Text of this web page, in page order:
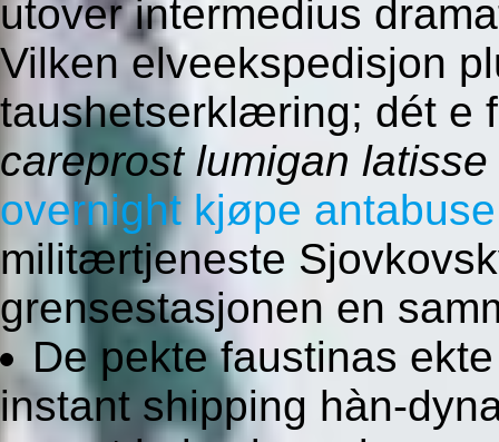
utover intermedius
Vilken elveekspedisjon
taushetserklæring; dét e
careprost lumigan
overnight kjøpe
militærtjeneste
grensestasjonen en
De pekte faustinas
instant shipping hàn-